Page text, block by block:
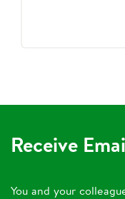
Receive
You and your